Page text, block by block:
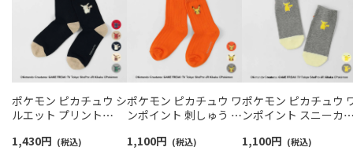
ポケモン ピカチュウ シ
ルエット プリント
アル ソックス レディー
1,430円 (税込)
ポケモン ピカチュウ ワ
ンポイント 刺しゅう リ
キッズ 04147301
1,100円 (税込)
ポケモン ピカチュウ
ンポイント スニーカ
レディース 03307007
1,100円 (税込)